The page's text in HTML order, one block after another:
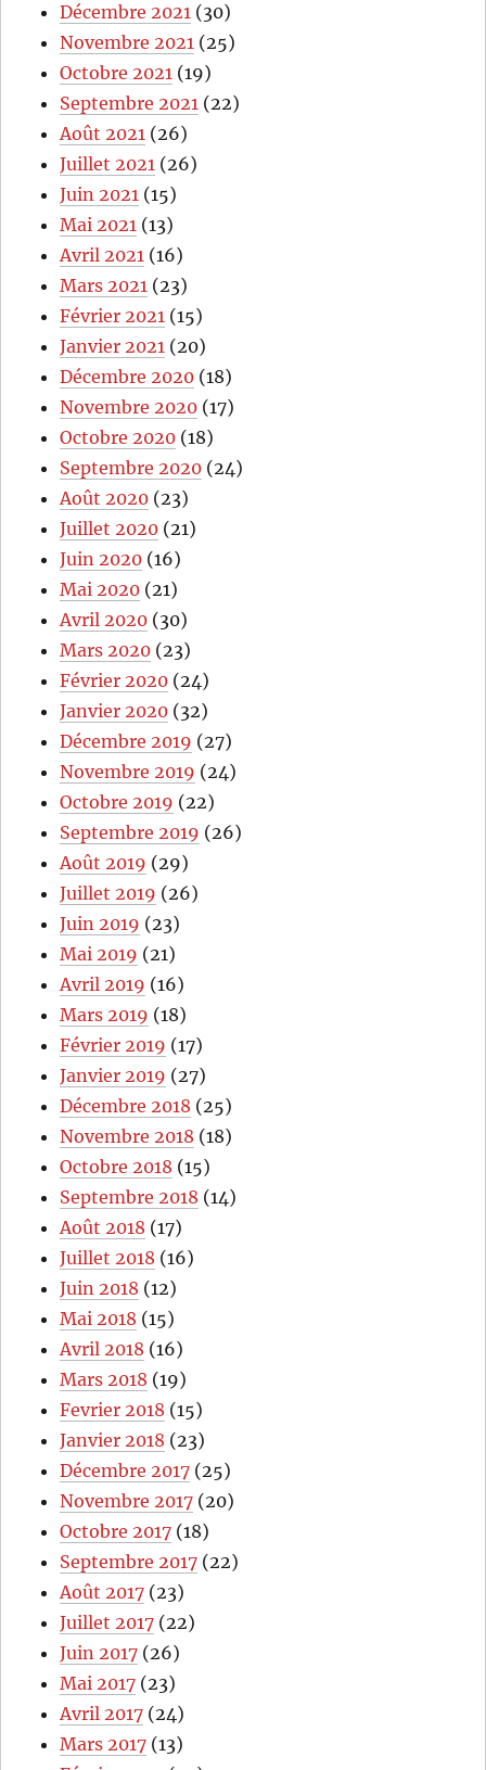
Décembre 2021 (30)
Novembre 2021 (25)
Octobre 2021 (19)
Septembre 2021 (22)
Août 2021 (26)
Juillet 2021 (26)
Juin 2021 (15)
Mai 2021 (13)
Avril 2021 (16)
Mars 2021 (23)
Février 2021 (15)
Janvier 2021 (20)
Décembre 2020 (18)
Novembre 2020 (17)
Octobre 2020 (18)
Septembre 2020 (24)
Août 2020 (23)
Juillet 2020 (21)
Juin 2020 (16)
Mai 2020 (21)
Avril 2020 (30)
Mars 2020 (23)
Février 2020 (24)
Janvier 2020 (32)
Décembre 2019 (27)
Novembre 2019 (24)
Octobre 2019 (22)
Septembre 2019 (26)
Août 2019 (29)
Juillet 2019 (26)
Juin 2019 (23)
Mai 2019 (21)
Avril 2019 (16)
Mars 2019 (18)
Février 2019 (17)
Janvier 2019 (27)
Décembre 2018 (25)
Novembre 2018 (18)
Octobre 2018 (15)
Septembre 2018 (14)
Août 2018 (17)
Juillet 2018 (16)
Juin 2018 (12)
Mai 2018 (15)
Avril 2018 (16)
Mars 2018 (19)
Fevrier 2018 (15)
Janvier 2018 (23)
Décembre 2017 (25)
Novembre 2017 (20)
Octobre 2017 (18)
Septembre 2017 (22)
Août 2017 (23)
Juillet 2017 (22)
Juin 2017 (26)
Mai 2017 (23)
Avril 2017 (24)
Mars 2017 (13)